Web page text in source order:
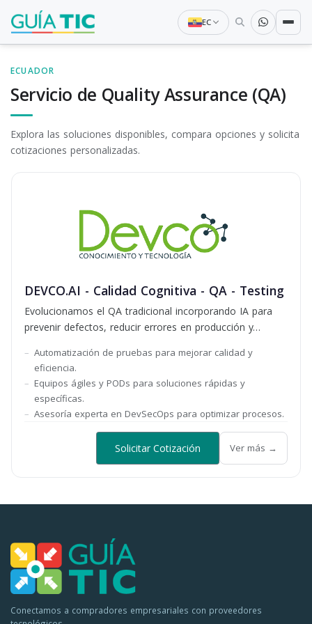
EC
ECUADOR
Servicio de Quality Assurance (QA)
Explora las soluciones disponibles, compara opciones y solicita
cotizaciones personalizadas.
DEVCO.AI - Calidad Cognitiva - QA - Testing
Evolucionamos el QA tradicional incorporando IA para
prevenir defectos, reducir errores en producción y
Automatización de pruebas para mejorar calidad y
eficiencia.
Equipos ágiles y PODs para soluciones rápidas y
específicas.
Asesoría experta en DevSecOps para optimizar procesos.
Solicitar Cotización Ver más →
Conectamos a compradores empresariales con proveedores